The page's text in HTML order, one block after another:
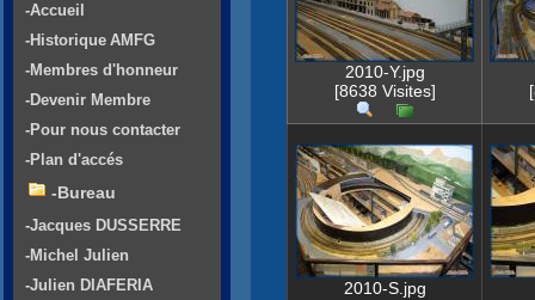
2010-Y.jpg
[8638 Visites]
2010-S.jpg
-Accueil
-Historique AMFG
-Membres d'honneur
-Devenir Membre
-Pour nous contacter
-Plan d'accés
-Bureau
-Jacques DUSSERRE
-Michel Julien
-Julien DIAFERIA